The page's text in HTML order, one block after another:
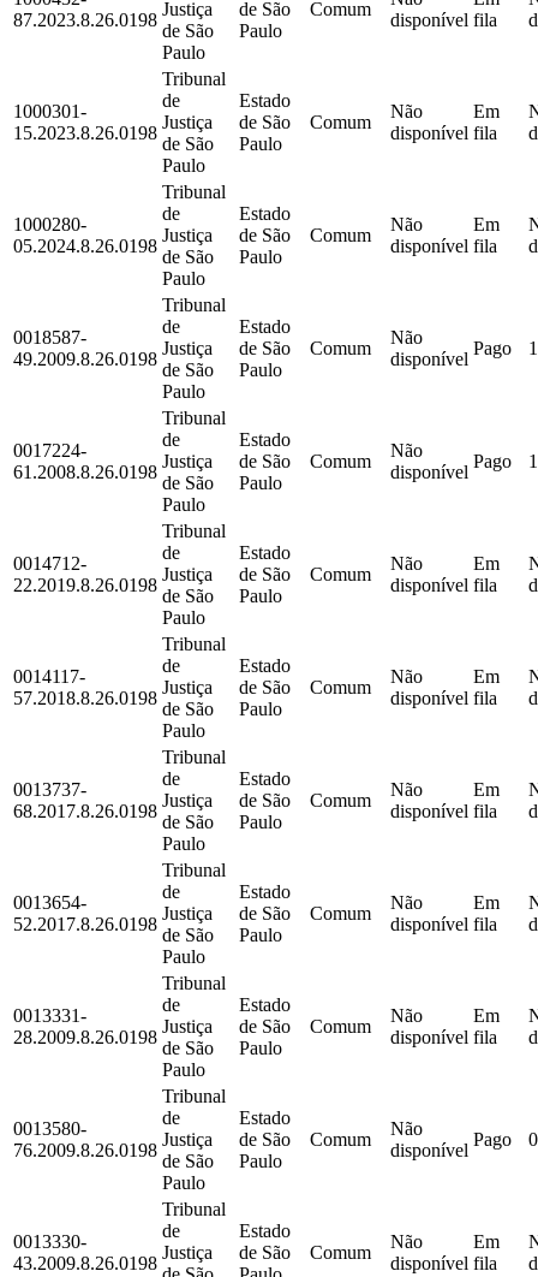
87.2023.8.26.0198
Justiça
de São
Paulo
de São
Paulo
Comum
disponível fila
1000301-
15.2023.8.26.0198
Tribunal
de
Justiça
de São
Paulo
Estado
de São
Paulo
Comum
Não
disponível
Em
fila
1000280-
05.2024.8.26.0198
Tribunal
de
Justiça
de São
Paulo
Estado
de São
Paulo
Comum
Não
disponível
Em
fila
0018587-
49.2009.8.26.0198
Tribunal
de
Justiça
de São
Paulo
Estado
de São
Paulo
Comum
Não
disponível
Pago
0017224-
61.2008.8.26.0198
Tribunal
de
Justiça
de São
Paulo
Estado
de São
Paulo
Comum
Não
disponível
Pago
0014712-
22.2019.8.26.0198
Tribunal
de
Justiça
de São
Paulo
Estado
de São
Paulo
Comum
Não
disponível
Em
fila
0014117-
57.2018.8.26.0198
Tribunal
de
Justiça
de São
Paulo
Estado
de São
Paulo
Comum
Não
disponível
Em
fila
0013737-
68.2017.8.26.0198
Tribunal
de
Justiça
de São
Paulo
Estado
de São
Paulo
Comum
Não
disponível
Em
fila
0013654-
52.2017.8.26.0198
Tribunal
de
Justiça
de São
Paulo
Estado
de São
Paulo
Comum
Não
disponível
Em
fila
0013331-
28.2009.8.26.0198
Tribunal
de
Justiça
de São
Paulo
Estado
de São
Paulo
Comum
Não
disponível
Em
fila
0013580-
76.2009.8.26.0198
Tribunal
de
Justiça
de São
Paulo
Estado
de São
Paulo
Comum
Não
disponível
Pago
0013330-
43.2009.8.26.0198
Tribunal
de
Justiça
Estado
de São
Comum
Não
disponível
Em
fila